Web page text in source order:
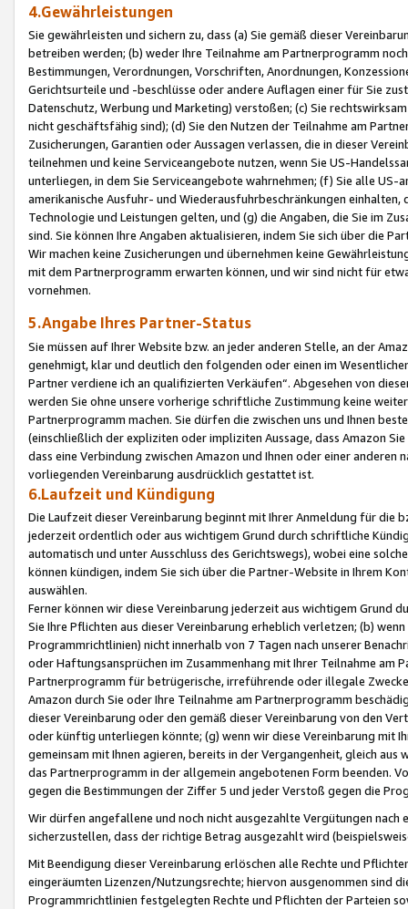
4.Gewährleistungen
Sie gewährleisten und sichern zu, dass (a) Sie gemäß dieser
betreiben werden; (b) weder Ihre Teilnahme am Partnerprogramm
Bestimmungen, Verordnungen, Vorschriften, Anordnungen,
Gerichtsurteile und -beschlüsse oder andere Auflagen einer für Sie
Datenschutz, Werbung und Marketing) verstoßen; (c) Sie
nicht geschäftsfähig sind); (d) Sie den Nutzen der Teilnahme am
Zusicherungen, Garantien oder Aussagen verlassen, die in dieser
teilnehmen und keine Serviceangebote nutzen, wenn Sie US-
unterliegen, in dem Sie Serviceangebote wahrnehmen; (f) Sie alle
amerikanische Ausfuhr- und Wiederausfuhrbeschränkungen
Technologie und Leistungen gelten, und (g) die Angaben, die Sie im
sind. Sie können Ihre Angaben aktualisieren, indem Sie sich über die
Wir machen keine Zusicherungen und übernehmen keine
mit dem Partnerprogramm erwarten können, und wir sind nicht für
vornehmen.
5.Angabe Ihres Partner-Status
Sie müssen auf Ihrer Website bzw. an jeder anderen Stelle, an der
genehmigt, klar und deutlich den folgenden oder einen im
Partner verdiene ich an qualifizierten Verkäufen“. Abgesehen von
werden Sie ohne unsere vorherige schriftliche Zustimmung keine
Partnerprogramm machen. Sie dürfen die zwischen uns und Ihnen
(einschließlich der expliziten oder impliziten Aussage, dass Amazon
dass eine Verbindung zwischen Amazon und Ihnen oder einer
vorliegenden Vereinbarung ausdrücklich gestattet ist.
6.Laufzeit und Kündigung
Die Laufzeit dieser Vereinbarung beginnt mit Ihrer Anmeldung für die
jederzeit ordentlich oder aus wichtigem Grund durch schriftliche
automatisch und unter Ausschluss des Gerichtswegs), wobei eine
können kündigen, indem Sie sich über die Partner-Website in Ihrem
auswählen.
Ferner können wir diese Vereinbarung jederzeit aus wichtigem Grund
Sie Ihre Pflichten aus dieser Vereinbarung erheblich verletzen; (b)
Programmrichtlinien) nicht innerhalb von 7 Tagen nach unserer
oder Haftungsansprüchen im Zusammenhang mit Ihrer Teilnahme am
Partnerprogramm für betrügerische, irreführende oder illegale
Amazon durch Sie oder Ihre Teilnahme am Partnerprogramm
dieser Vereinbarung oder den gemäß dieser Vereinbarung von den
oder künftig unterliegen könnte; (g) wenn wir diese Vereinbarung mit
gemeinsam mit Ihnen agieren, bereits in der Vergangenheit, gleich
das Partnerprogramm in der allgemein angebotenen Form beenden.
gegen die Bestimmungen der Ziffer 5 und jeder Verstoß gegen die
Wir dürfen angefallene und noch nicht ausgezahlte Vergütungen
sicherzustellen, dass der richtige Betrag ausgezahlt wird
Mit Beendigung dieser Vereinbarung erlöschen alle Rechte und
eingeräumten Lizenzen/Nutzungsrechte; hiervon ausgenommen sind
Programmrichtlinien festgelegten Rechte und Pflichten der Parteien